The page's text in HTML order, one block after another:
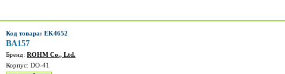
Код товара: EK4652
BA157
Бренд: ROHM Co., Ltd.
Корпус: DO-41